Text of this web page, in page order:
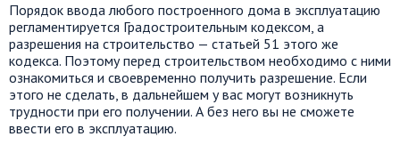
Порядок ввода любого построенного дома в эксплуатацию
регламентируется Градостроительным кодексом, а
разрешения на строительство — статьей 51 этого же
кодекса. Поэтому перед строительством необходимо с ними
ознакомиться и своевременно получить разрешение. Если
этого не сделать, в дальнейшем у вас могут возникнуть
трудности при его получении. А без него вы не сможете
ввести его в эксплуатацию.